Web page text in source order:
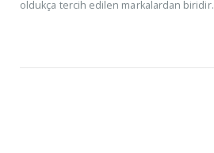
oldukça tercih edilen markalardan biridir.